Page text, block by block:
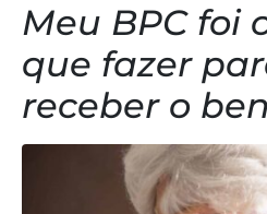
Meu BPC foi
que fazer
receber o